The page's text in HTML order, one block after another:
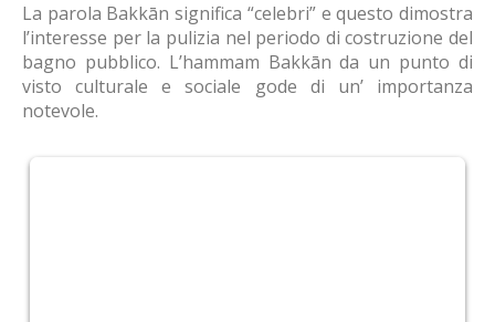
La parola Bakkān significa “celebri” e questo dimostra
l’interesse per la pulizia nel periodo di costruzione del
bagno pubblico. L’hammam Bakkān da un punto di
visto culturale e sociale gode di un’ importanza
notevole.